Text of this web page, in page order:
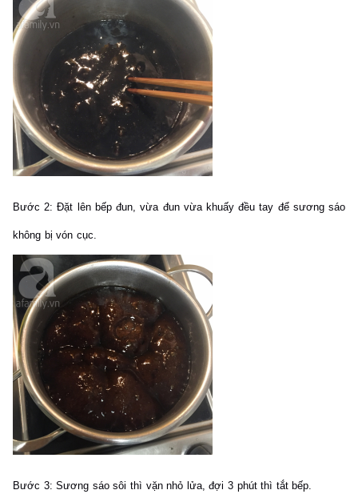
Bước 2:Đặt lên bếp đun, vừa đun vừa khuấy đều tay để sương sáo
không bị vón cục.
Bước 3:Sương sáo sôi thì vặn nhỏ lửa, đợi 3 phút thì tắt bếp.